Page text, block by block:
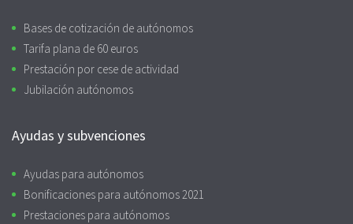
Bases de cotización de autónomos
Tarifa plana de 60 euros
Prestación por cese de actividad
Jubilación autónomos
Ayudas y subvenciones
Ayudas para autónomos
Bonificaciones para autónomos 2021
Prestaciones para autónomos